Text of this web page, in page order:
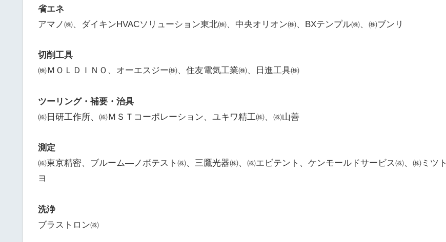
省エネ
アマノ㈱、ダイキンHVACソリューション東北㈱、中央オリオン㈱、BXテンプル㈱、㈱ブンリ
切削工具
㈱ＭＯＬＤＩＮＯ、オーエスジー㈱、住友電気工業㈱、日進工具㈱
ツーリング・補要・治具
㈱日研工作所、㈱ＭＳＴコーポレーション、ユキワ精工㈱、㈱山善
測定
㈱東京精密、ブルーム―ノボテスト㈱、三鷹光器㈱、㈱エビテント、ケンモールドサービス㈱、㈱ミツト
ヨ
洗浄
ブラストロン㈱